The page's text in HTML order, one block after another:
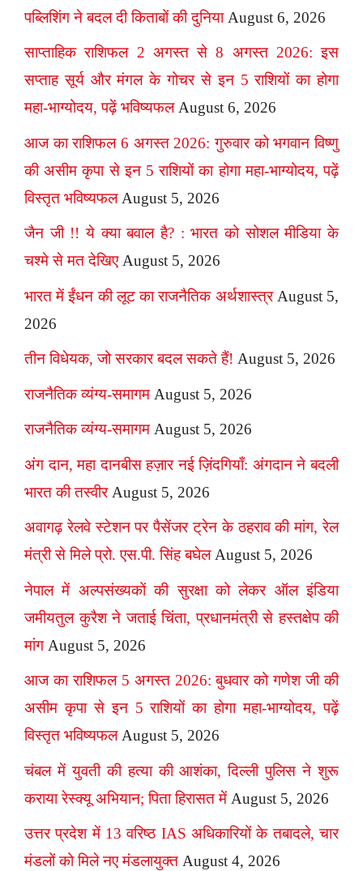
पब्लिशिंग ने बदल दी किताबों की दुनिया August 6, 2026
साप्ताहिक राशिफल 2 अगस्त से 8 अगस्त 2026: इस
सप्ताह सूर्य और मंगल के गोचर से इन 5 राशियों का होगा
महा-भाग्योदय, पढ़ें भविष्यफल August 6, 2026
आज का राशिफल 6 अगस्त 2026: गुरुवार को भगवान विष्णु
की असीम कृपा से इन 5 राशियों का होगा महा-भाग्योदय, पढ़ें
विस्तृत भविष्यफल August 5, 2026
जैन जी !! ये क्या बवाल है? : भारत को सोशल मीडिया के
चश्मे से मत देखिए August 5, 2026
भारत में ईंधन की लूट का राजनैतिक अर्थशास्त्र August 5,
2026
तीन विधेयक, जो सरकार बदल सकते हैं! August 5, 2026
राजनैतिक व्यंग्य-समागम August 5, 2026
राजनैतिक व्यंग्य-समागम August 5, 2026
अंग दान, महा दानबीस हज़ार नई ज़िंदगियाँ: अंगदान ने बदली
भारत की तस्वीर August 5, 2026
अवागढ़ रेलवे स्टेशन पर पैसेंजर ट्रेन के ठहराव की मांग, रेल
मंत्री से मिले प्रो. एस.पी. सिंह बघेल August 5, 2026
नेपाल में अल्पसंख्यकों की सुरक्षा को लेकर ऑल इंडिया
जमीयतुल कुरैश ने जताई चिंता, प्रधानमंत्री से हस्तक्षेप की
मांग August 5, 2026
आज का राशिफल 5 अगस्त 2026: बुधवार को गणेश जी की
असीम कृपा से इन 5 राशियों का होगा महा-भाग्योदय, पढ़ें
विस्तृत भविष्यफल August 5, 2026
चंबल में युवती की हत्या की आशंका, दिल्ली पुलिस ने शुरू
कराया रेस्क्यू अभियान; पिता हिरासत में August 5, 2026
उत्तर प्रदेश में 13 वरिष्ठ IAS अधिकारियों के तबादले, चार
मंडलों को मिले नए मंडलायुक्त August 4, 2026